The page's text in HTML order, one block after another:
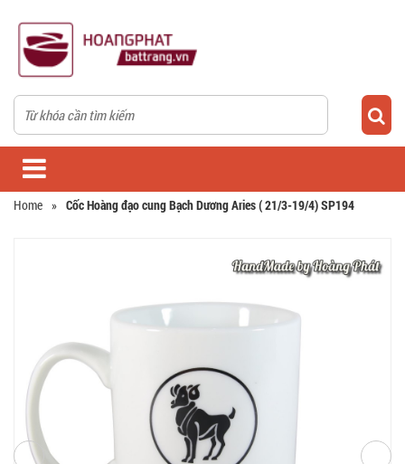
Home » Cốc Hoàng đạo cung Bạch Dương Aries ( 21/3-19/4) SP194